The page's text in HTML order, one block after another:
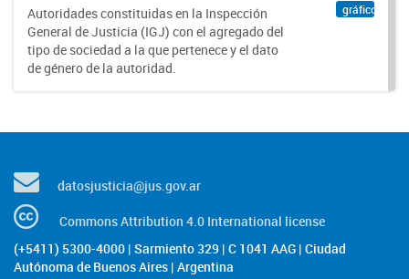
Autoridades constituidas en la Inspección
General de Justicia (IGJ) con el agregado del
tipo de sociedad a la que pertenece y el dato
de género de la autoridad.
gráfico
datosjusticia@jus.gov.ar
Commons Attribution 4.0 International license
(+5411) 5300-4000 | Sarmiento 329 | C 1041 AAG | Ciudad
Autónoma de Buenos Aires | Argentina